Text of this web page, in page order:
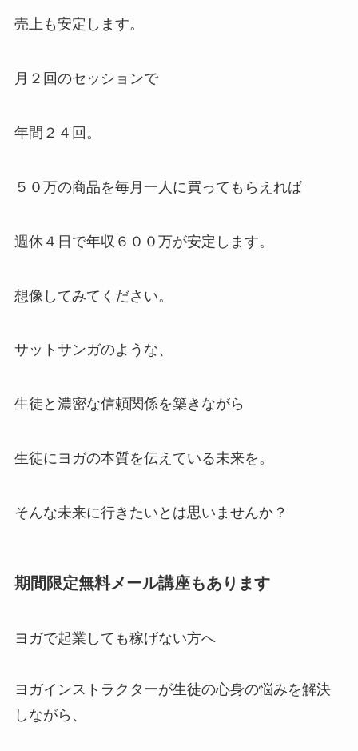
売上も安定します。
月２回のセッションで
年間２４回。
５０万の商品を毎月一人に買ってもらえれば
週休４日で年収６００万が安定します。
想像してみてください。
サットサンガのような、
生徒と濃密な信頼関係を築きながら
生徒にヨガの本質を伝えている未来を。
そんな未来に行きたいとは思いませんか？
期間限定無料メール講座もあります
ヨガで起業しても稼げない方へ
ヨガインストラクターが生徒の心身の悩みを解決
しながら、